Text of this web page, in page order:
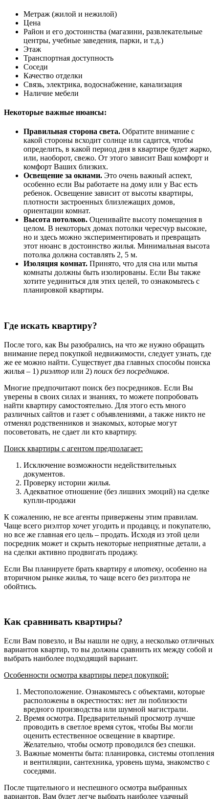
Метраж (жилой и нежилой)
Цена
Район и его достоинства (магазини, развлекательные
центры, учебные заведения, парки, и т.д.)
Этаж
Транспортная доступность
Соседи
Качество отделки
Связь, электрика, водоснабжение, канализация
Наличие мебели
Некоторые важные нюансы:
Правильная сторона света. Обратите внимание с
какой стороны всходит солнце или садится, чтобы
определить, в какой период дня в квартире будет жарко,
или, наоборот, свежо. От этого зависит Ваш комфорт и
комфорт Ваших близких.
Освещение за окнами. Это очень важный аспект,
особенно если Вы работаете на дому или у Вас есть
ребенок. Освещение зависит от высоты квартиры,
плотности застроенных близлежащих домов,
ориентации комнат.
Высота потолков. Оценивайте высоту помещения в
целом. В некоторых домах потолки чересчур высокие,
но и здесь можно экспериментировать и превращать
этот нюанс в достоинство жилья. Минимальная высота
потолка должна составлять 2, 5 м.
Изоляция комнат. Принято, что для сна или мытья
комнаты должны быть изолированы. Если Вы также
хотите уединиться для этих целей, то ознакомьтесь с
планировкой квартиры.
Где искать квартиру?
После того, как Вы разобрались, на что же нужно обращать
внимание перед покупкой недвижимости, следует узнать, где
же ее можно найти. Существует два главных способы поиска
жилья – 1) риэлтор или 2) поиск без посредников.
Многие предпочитают поиск без посредников. Если Вы
уверены в своих силах и знаниях, то можете попробовать
найти квартиру самостоятельно. Для этого есть много
различных сайтов и газет с объявлениями, а также никто не
отменял родственников и знакомых, которые могут
посоветовать, не сдает ли кто квартиру.
Поиск квартиры с агентом предполагает:
Исключение возможности недействительных
документов.
Проверку истории жилья.
Адекватное отношение (без лишних эмоций) на сделке
купли-продажи
К сожалению, не все агенты привержены этим правилам.
Чаще всего риэлтор хочет угодить и продавцу, и покупателю,
но все же главная его цель – продать. Исходя из этой цели
посредник может и скрыть некоторые неприятные детали, а
на сделки активно продвигать продажу.
Если Вы планируете брать квартиру в ипотеку, особенно на
вторичном рынке жилья, то чаще всего без риэлтора не
обойтись.
Как сравнивать квартиры?
Если Вам повезло, и Вы нашли не одну, а несколько отличных
вариантов квартир, то вы должны сравнить их между собой и
выбрать наиболее подходящий вариант.
Особенности осмотра квартиры перед покупкой:
Местоположение. Ознакомьтесь с объектами, которые
расположены в окрестностях: нет ли поблизости
вредного производства или шумной магистрали.
Время осмотра. Предварительный просмотр лучше
проводить в светлое время суток, чтобы Вы могли
оценить естественное освещение в квартире.
Желательно, чтобы осмотр проводился без спешки.
Важные моменты быта: планировка, системы отопления
и вентиляции, сантехника, уровень шума, знакомство с
соседями.
После тщательного и неспешного осмотра выбранных
вариантов, Вам будет легче выбрать наиболее удачный